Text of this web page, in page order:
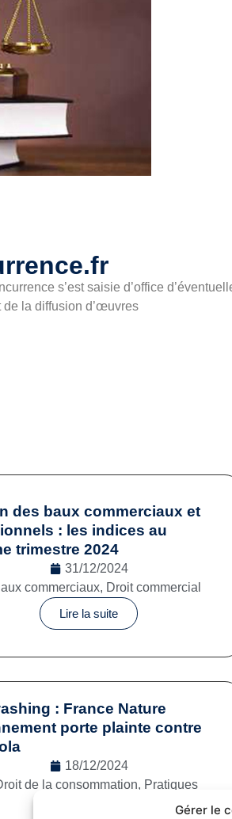
Gérer le
s’est saisie d’office
de la diffusion d’œuvres
des baux commerciaux et
: les indices au
trimestre 2024
31/12/2024
commerciaux, Droit commercial
Lire la suite
: France Nature
porte plainte contre
18/12/2024
de la consommation, Pratiques